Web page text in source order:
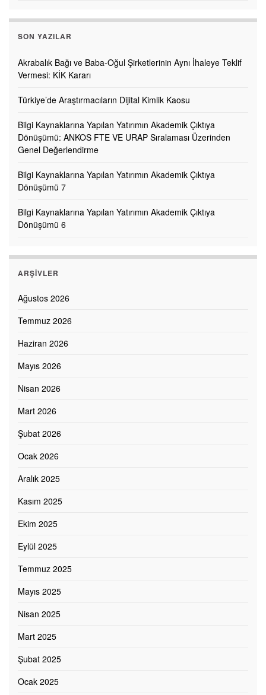
SON YAZILAR
Akrabalık Bağı ve Baba-Oğul Şirketlerinin Aynı İhaleye Teklif
Vermesi: KİK Kararı
Türkiye’de Araştırmacıların Dijital Kimlik Kaosu
Bilgi Kaynaklarına Yapılan Yatırımın Akademik Çıktıya
Dönüşümü: ANKOS FTE VE URAP Sıralaması Üzerinden
Genel Değerlendirme
Bilgi Kaynaklarına Yapılan Yatırımın Akademik Çıktıya
Dönüşümü 7
Bilgi Kaynaklarına Yapılan Yatırımın Akademik Çıktıya
Dönüşümü 6
ARŞIVLER
Ağustos 2026
Temmuz 2026
Haziran 2026
Mayıs 2026
Nisan 2026
Mart 2026
Şubat 2026
Ocak 2026
Aralık 2025
Kasım 2025
Ekim 2025
Eylül 2025
Temmuz 2025
Mayıs 2025
Nisan 2025
Mart 2025
Şubat 2025
Ocak 2025